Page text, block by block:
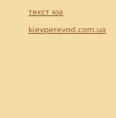
текст юа
kievperevod.com.ua